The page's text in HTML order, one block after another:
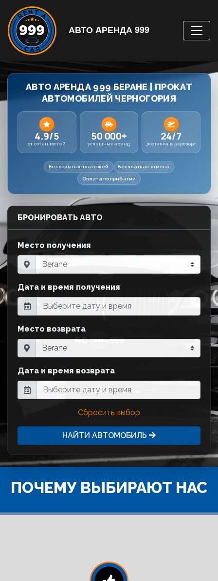
АВТО AРЕНДА 999
АВТО АРЕНДА 999 БЕРАНЕ | ПРОКАТ
АВТОМОБИЛЕЙ ЧЕРНОГОРИЯ
4.9/5
от сотен гостей
50 000+
успешных аренд
24/7
доставка в аэропорт
Без скрытых платежей Бесплатная отмена
Оплата по прибытии
БРОНИРОВАТЬ АВТО
Место получения
Дата и время получения
Место возврата
Дата и время возврата
Сбросить выбор
НАЙТИ АВТОМОБИЛЬ
ПОЧЕМУ ВЫБИРАЮТ НАС